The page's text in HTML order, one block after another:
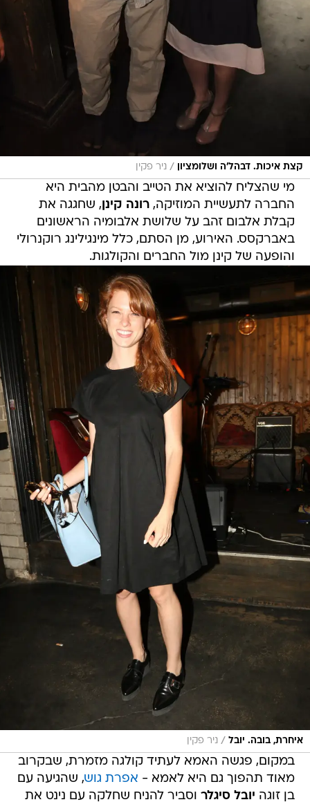
קצת איכות. דבהל'ה ושלומציון / ניר פקין
מי שהצליח להוציא את הטייב והבטן מהבית היא
החברה לתעשיית המוזיקה,רונה קינן, שחגגה את
קבלת אלבום זהב על שלושת אלבומיה הראשונים
באברקסס. האירוע, מן הסתם, כלל מינגילינג רוקנרולי
והופעה של קינן מול החברים והקולגות.
איחרת, בובה. יובל / ניר פקין
במקום, פגשה האמא לעתיד קולגה מזמרת, שבקרוב
מאוד תהפוך גם היא לאמא - אפרת גוש, שהגיעה עם
בן זוגה יובל סיגלר וסביר להניח שחלקה עם נינט את